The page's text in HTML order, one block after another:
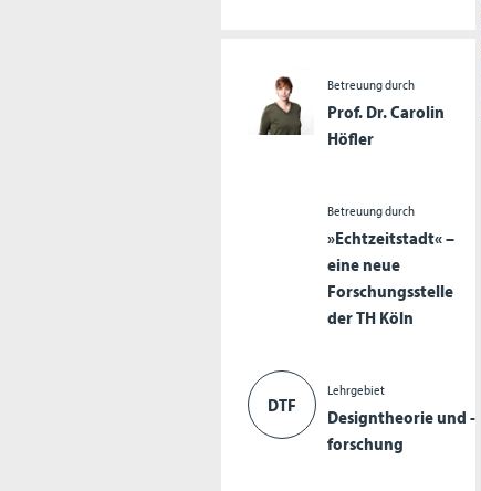
Betreuung durch
Prof. Dr. Carolin
Höfler
Betreuung durch
»Echtzeitstadt« –
eine neue
Forschungsstelle
der TH Köln
DTF
Lehrgebiet
Designtheorie und -
forschung